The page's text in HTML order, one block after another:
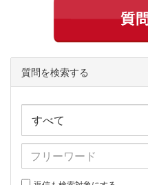
質問を検索する